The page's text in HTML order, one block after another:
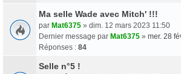
Ma selle Wade avec Mitch' !!!
par Mat6375 » dim. 12 mars 2023 11:50
Dernier message par Mat6375 » mer. 28
Réponses : 84
Selle n°5 !